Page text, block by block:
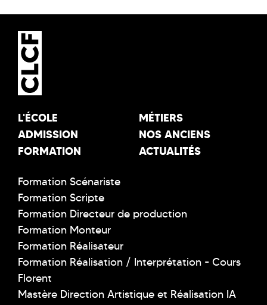
L'ÉCOLE
ADMISSION
FORMATION
MÉTIERS
NOS ANCIENS
ACTUALITÉS
Formation Scénariste
Formation Scripte
Formation Directeur de production
Formation Monteur
Formation Réalisateur
Formation Réalisation / Interprétation - Cours
Florent
Mastère Direction Artistique et Réalisation IA